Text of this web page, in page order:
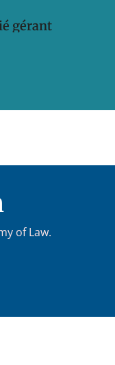
gérant
of Law.